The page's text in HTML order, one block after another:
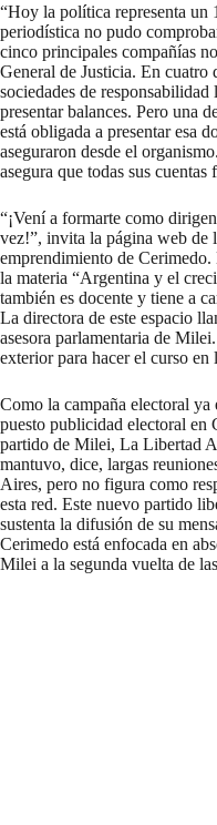
“Hoy la política representa un
periodística no pudo
cinco principales compañías
General de Justicia. En cuatro
sociedades de
presentar balances. Pero una
está obligada a presentar esa
aseguraron desde el
asegura que todas sus
“¡Vení a formarte como
vez!”, invita la página web de
emprendimiento de Cerimedo.
la materia “Argentina y el
también es docente y tiene a
La directora de este espacio
asesora parlamentaria de
exterior para hacer el curso en
Como la campaña electoral
puesto publicidad electoral en
partido de Milei, La Libertad
mantuvo, dice, largas
Aires, pero no figura como
esta red. Este nuevo partido
sustenta la difusión de su
Cerimedo está enfocada en
Milei a la segunda vuelta de